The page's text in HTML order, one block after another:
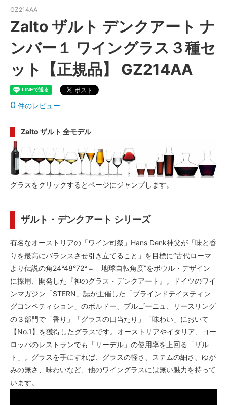
GZ214AA
Zalto ザルト デンクアート ナ
ンバー１ ワイングラス３種セ
ット【正規品】 GZ214AA
0 件のレビュー
Zalto ザルト 全モデル
グラスをクリックするとページにジャンプします。
ザルト・デンクアート シリーズ
有名なオーストリアの「ワイン司祭」Hans Denk神父が「味と香
りを最高にバランスさせ引き立てること」を目標に“古代ローマ
より伝説の角24°48°72°＝ 地球自転角度”をボウル・デザイン
に採用、開発した『神のグラス・デンクアート』。ドイツのワイ
ンマガジン「STERN」誌が主催した「ブラインドテイスティン
グコンペティション」のボルドー、ブルゴーニュ、リースリング
の３部門で「香り」「グラスの口当たり」「味わい」において
【No.1】を獲得したグラスです。オーストリアやイタリア、ヨー
ロッパのレストランでも「リーデル」の使用率を上回る「ザル
ト」。グラスを手にすれば、グラスの軽さ、ステムの細さ、ゆが
みの無さ、味わいなど、他のワイングラスには無い魅力を持って
います。